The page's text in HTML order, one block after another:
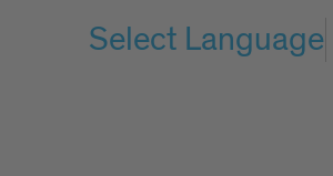
Select Language